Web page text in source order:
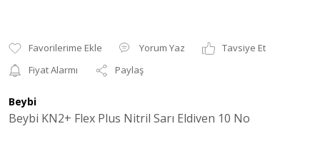
Yorum Yaz
Tavsiye Et
Fiyat Alarmı
Paylaş
Beybi
Beybi KN2+ Flex Plus Nitril Sarı Eldiven 10 No